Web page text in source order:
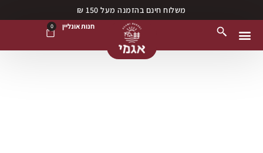
משלוח חינם בהזמנה מעל 150 ₪
חנות אונליין 0